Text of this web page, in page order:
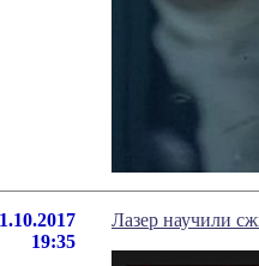
19:35
Лазер научили